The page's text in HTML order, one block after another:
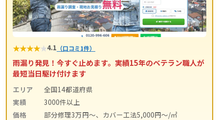
★★★★★4.1 （口コミ1件）
雨漏り発見！今すぐ止めます。実績15年のベテラン職人が
最短当日駆け付けます
エリア
全国14都道府県
実績
3000件以上
価格
部分修理3万円～、カバー工法5,000円～/㎡